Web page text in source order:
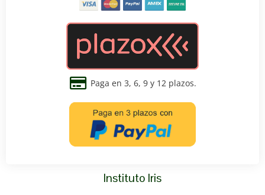
Paga en 3, 6, 9 y 12 plazos.
Instituto Iris